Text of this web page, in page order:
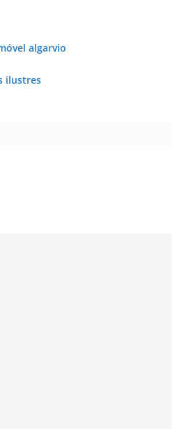
algarvio
ilustres